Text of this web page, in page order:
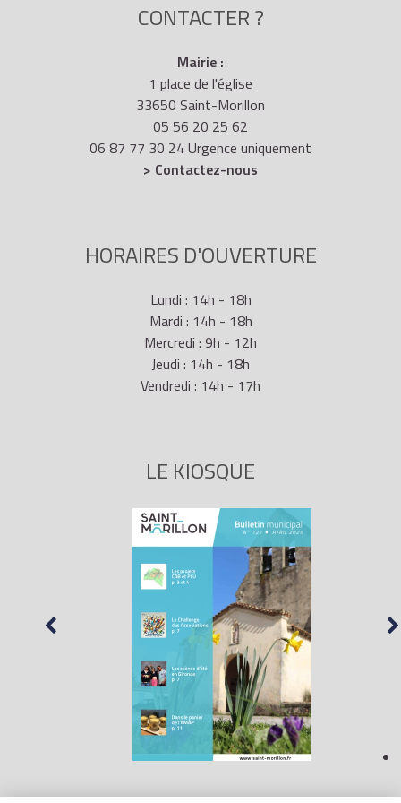
CONTACTER ?
Mairie :
1 place de l'église
33650 Saint-Morillon
05 56 20 25 62
06 87 77 30 24 Urgence uniquement
> Contactez-nous
HORAIRES D'OUVERTURE
Lundi : 14h - 18h
Mardi : 14h - 18h
Mercredi : 9h - 12h
Jeudi : 14h - 18h
Vendredi : 14h - 17h
LE KIOSQUE